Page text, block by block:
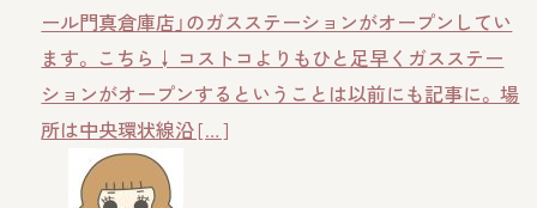
ール門真倉庫店」のガスステーションがオープンしてい
ます。 こちら↓ コストコよりもひと足早くガスステー
ションがオープンするということは以前にも記事に。 場
所は中央環状線沿 […]